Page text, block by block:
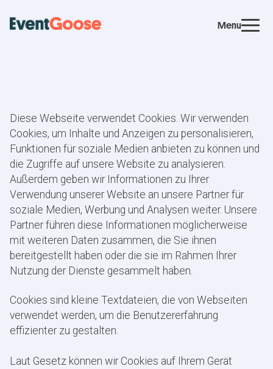
Menu
Diese Webseite verwendet Cookies. Wir verwenden
Cookies, um Inhalte und Anzeigen zu personalisieren,
Funktionen für soziale Medien anbieten zu können und
die Zugriffe auf unsere Website zu analysieren.
Außerdem geben wir Informationen zu Ihrer
Verwendung unserer Website an unsere Partner für
soziale Medien, Werbung und Analysen weiter. Unsere
Partner führen diese Informationen möglicherweise
mit weiteren Daten zusammen, die Sie ihnen
bereitgestellt haben oder die sie im Rahmen Ihrer
Nutzung der Dienste gesammelt haben.
Cookies sind kleine Textdateien, die von Webseiten
verwendet werden, um die Benutzererfahrung
effizienter zu gestalten.
Laut Gesetz können wir Cookies auf Ihrem Gerät